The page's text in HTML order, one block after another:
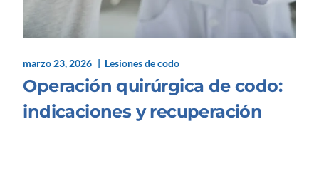
marzo 23, 2026 Lesiones de codo
Operación quirúrgica de codo:
indicaciones y recuperación